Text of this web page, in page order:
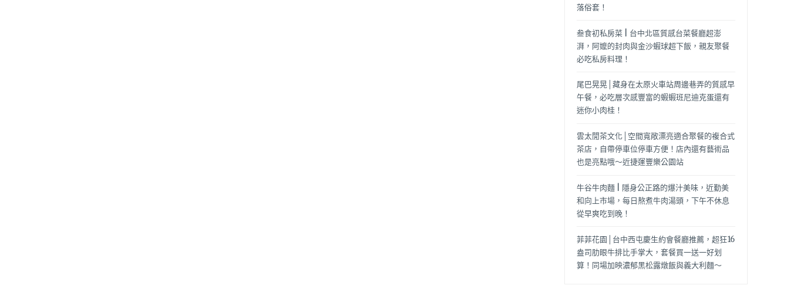
落俗套！
叁食初私房菜 | 台中北區質感台菜餐廳超澎
湃，阿嬤的封肉與金沙蝦球超下飯，親友聚餐
必吃私房料理！
尾巴晃晃│藏身在太原火車站周邊巷弄的質感早
午餐，必吃層次感豐富的蝦蝦班尼迪克蛋還有
迷你小肉桂！
雲太閒茶文化│空間寬敞漂亮適合聚餐的複合式
茶店，自帶停車位停車方便！店內還有藝術品
也是亮點哦～近捷運豐樂公園站
牛谷牛肉麵 | 隱身公正路的爆汁美味，近勤美
和向上市場，每日熬煮牛肉湯頭，下午不休息
從早爽吃到晚！
菲菲花園│台中西屯慶生約會餐廳推薦，超狂16
盎司肋眼牛排比手掌大，套餐買一送一好划
算！同場加映濃郁黑松露燉飯與義大利麵～